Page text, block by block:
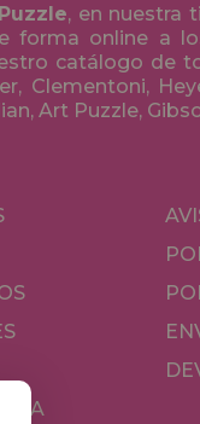
, en nuestra
forma online a
catálogo de
Clementoni,
Art Puzzle,